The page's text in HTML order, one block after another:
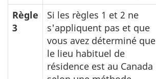
Règle
3
Si les règles 1 et 2 ne
s'appliquent pas et que
vous avez déterminé que
le lieu habituel de
résidence est au Canada